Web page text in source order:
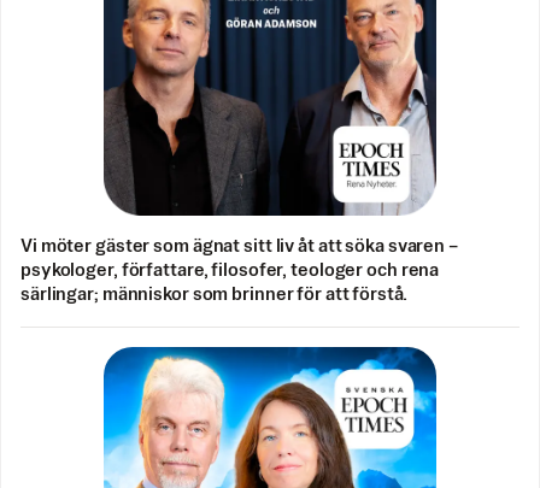
Vi möter gäster som ägnat sitt liv åt att söka svaren –
psykologer, författare, filosofer, teologer och rena
särlingar; människor som brinner för att förstå.